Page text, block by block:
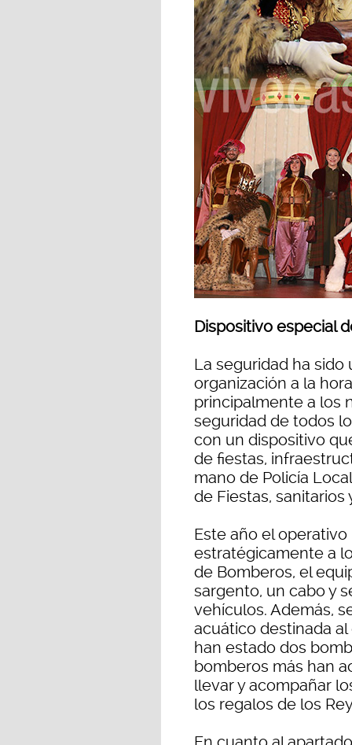
Dispositivo especial
La seguridad ha sido
organización a la
principalmente a los
seguridad de todos
con un dispositivo
de fiestas,
mano de Policía
de Fiestas, sanitarios
Este año el
estratégicamente a
de Bomberos, el
sargento, un cabo y
vehículos. Además,
acuático destinada
han estado dos
bomberos más han
llevar y acompañar
los regalos de los